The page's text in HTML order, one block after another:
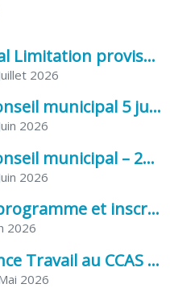
Arrêté préfectoral Limitation provisoire des usages de l’eau
2026
Compte rendu conseil municipal 5 juin 2026 sénatoriale
2026
Compte rendu conseil municipal – 21 avril 2026
2026
Tribu de Nava – programme et inscriptions été 2026
2026
Permanence France Travail au CCAS de Saujon Juin 2026
2026